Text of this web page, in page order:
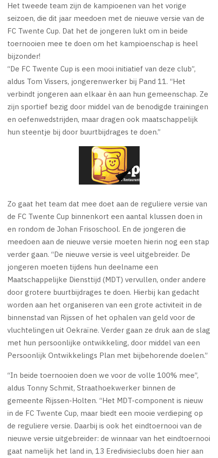
Het tweede team zijn de kampioenen van het vorige
seizoen, die dit jaar meedoen met de nieuwe versie van de
FC Twente Cup. Dat het de jongeren lukt om in beide
toernooien mee te doen om het kampioenschap is heel
bijzonder!
“De FC Twente Cup is een mooi initiatief van deze club”,
aldus Tom Vissers, jongerenwerker bij Pand 11. “Het
verbindt jongeren aan elkaar èn aan hun gemeenschap. Ze
zijn sportief bezig door middel van de benodigde trainingen
en oefenwedstrijden, maar dragen ook maatschappelijk
hun steentje bij door buurtbijdrages te doen.”
Zo gaat het team dat mee doet aan de reguliere versie van
de FC Twente Cup binnenkort een aantal klussen doen in
en rondom de Johan Frisoschool. En de jongeren die
meedoen aan de nieuwe versie moeten hierin nog een stap
verder gaan. “De nieuwe versie is veel uitgebreider. De
jongeren moeten tijdens hun deelname een
Maatschappelijke Diensttijd (MDT) vervullen, onder andere
door grotere buurtbijdrages te doen. Hierbij kan gedacht
worden aan het organiseren van een grote activiteit in de
binnenstad van Rijssen of het ophalen van geld voor de
vluchtelingen uit Oekraïne. Verder gaan ze druk aan de slag
met hun persoonlijke ontwikkeling, door middel van een
Persoonlijk Ontwikkelings Plan met bijbehorende doelen.”
“In beide toernooien doen we voor de volle 100% mee”,
aldus Tonny Schmit, Straathoekwerker binnen de
gemeente Rijssen-Holten. “Het MDT-component is nieuw
in de FC Twente Cup, maar biedt een mooie verdieping op
de reguliere versie. Daarbij is ook het eindtoernooi van de
nieuwe versie uitgebreider: de winnaar van het eindtoernooi
gaat namelijk het land in, 13 Eredivisieclubs doen hier aan